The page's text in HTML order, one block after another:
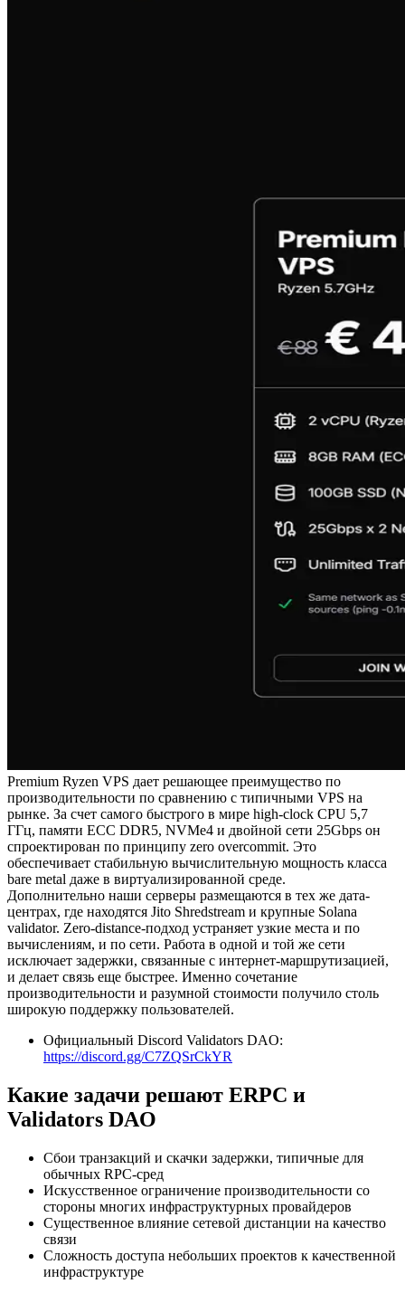
Premium Ryzen VPS дает решающее преимущество по
производительности по сравнению с типичными VPS на
рынке. За счет самого быстрого в мире high-clock CPU 5,7
ГГц, памяти ECC DDR5, NVMe4 и двойной сети 25Gbps он
спроектирован по принципу zero overcommit. Это
обеспечивает стабильную вычислительную мощность класса
bare metal даже в виртуализированной среде.
Дополнительно наши серверы размещаются в тех же дата-
центрах, где находятся Jito Shredstream и крупные Solana
validator. Zero-distance-подход устраняет узкие места и по
вычислениям, и по сети. Работа в одной и той же сети
исключает задержки, связанные с интернет-маршрутизацией,
и делает связь еще быстрее. Именно сочетание
производительности и разумной стоимости получило столь
широкую поддержку пользователей.
Официальный Discord Validators DAO:
https://discord.gg/C7ZQSrCkYR
Какие задачи решают ERPC и
Validators DAO
Сбои транзакций и скачки задержки, типичные для
обычных RPC-сред
Искусственное ограничение производительности со
стороны многих инфраструктурных провайдеров
Существенное влияние сетевой дистанции на качество
связи
Сложность доступа небольших проектов к качественной
инфраструктуре